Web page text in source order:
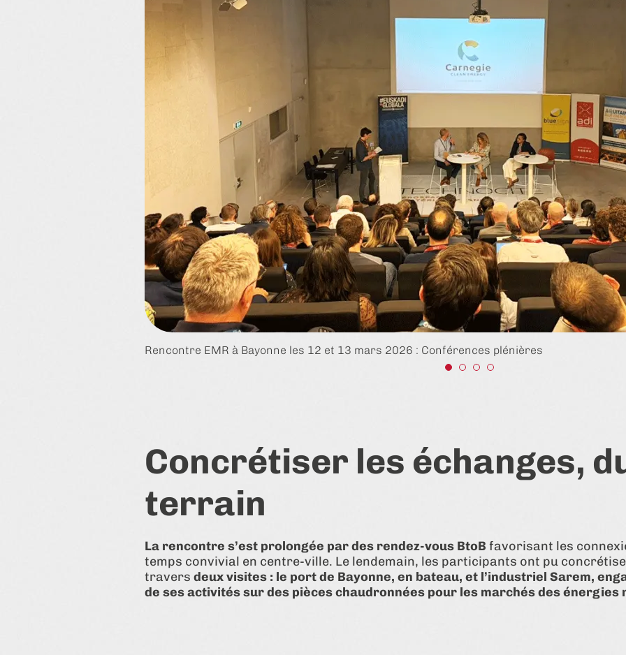
Rencontre EMR à Bayonne les 12 et 13 mars 2026 : Conférences plénières
Concrétiser les échanges,
terrain
La rencontre s’est prolongée par des rendez-vous BtoB favorisant les
temps convivial en centre-ville. Le lendemain, les participants ont pu
travers deux visites : le port de Bayonne, en bateau, et l’industriel Sarem,
de ses activités sur des pièces chaudronnées pour les marchés des énergies